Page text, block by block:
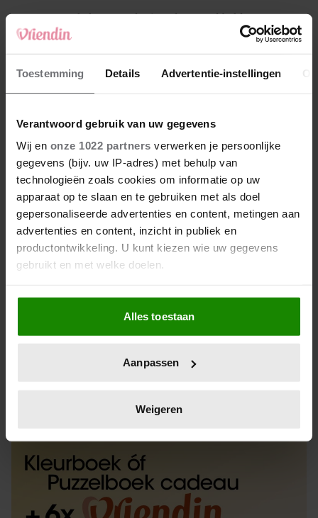
Toestemming Details Advertentie-instellingen
Verantwoord gebruik van uw gegevens
Wij en onze 1022 partners verwerken je persoonlijke
gegevens (bijv. uw IP-adres) met behulp van
technologieën zoals cookies om informatie op uw
apparaat op te slaan en te gebruiken met als doel
gepersonaliseerde advertenties en content, metingen aan
advertenties en content, inzicht in publiek en
productontwikkeling. U kunt kiezen wie uw gegevens
gebruikt en met welke doelen.
Als u het toestaat, willen we ook graag:
Informatie verzamelen over uw geografische
locatie, die tot een paar meter nauwkeurig kan zijn
scannen op specifieke eigenschappen (fingerprinting)
verwerkt en stel uw voorkeuren in het
intrekken in de Cookieverklaring.
We gebruiken cookies om content en advertenties te
personaliseren, om functies voor social media te bieden
en om ons websiteverkeer te analyseren. Ook delen we
Alles toestaan
Aanpassen
Weigeren
4 Makelaar Mandy: ‘Vrijdagavond belde Bart.
Hij sprak eng kalm’
5 Makelaar Mandy: ‘Judith typt… En deze keer
durf ik bijna niet te lezen wat er komt’
Nieuw